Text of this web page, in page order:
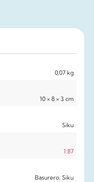
0,07 kg
10 × 8 × 3 cm
Siku
1:87
Basurero, Siku